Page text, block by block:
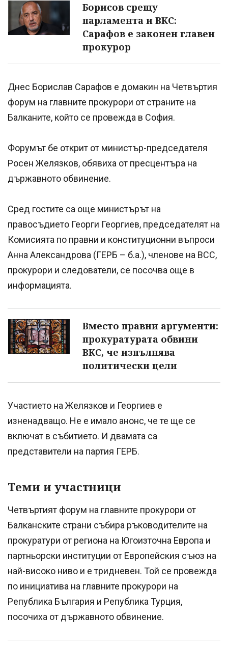
Борисов срещу
парламента и ВКС:
Сарафов е законен главен
прокурор
Днес Борислав Сарафов е домакин на Четвъртия
форум на главните прокурори от страните на
Балканите, който се провежда в София.
Форумът бе открит от министър-председателя
Росен Желязков, обявиха от пресцентъра на
държавното обвинение.
Сред гостите са още министърът на
правосъдието Георги Георгиев, председателят на
Комисията по правни и конституционни въпроси
Анна Александрова (ГЕРБ – б.а.), членове на ВСС,
прокурори и следователи, се посочва още в
информацията.
Вместо правни аргументи:
прокуратурата обвини
ВКС, че изпълнява
политически цели
Участието на Желязков и Георгиев е
изненадващо. Не е имало анонс, че те ще се
включат в събитието. И двамата са
представители на партия ГЕРБ.
Теми и участници
Четвъртият форум на главните прокурори от
Балканските страни събира ръководителите на
прокуратури от региона на Югоизточна Европа и
партньорски институции от Европейския съюз на
най-високо ниво и е тридневен. Той се провежда
по инициатива на главните прокурори на
Република България и Република Турция,
посочиха от държавното обвинение.